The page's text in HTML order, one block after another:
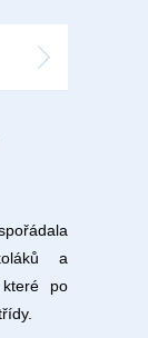
a
po